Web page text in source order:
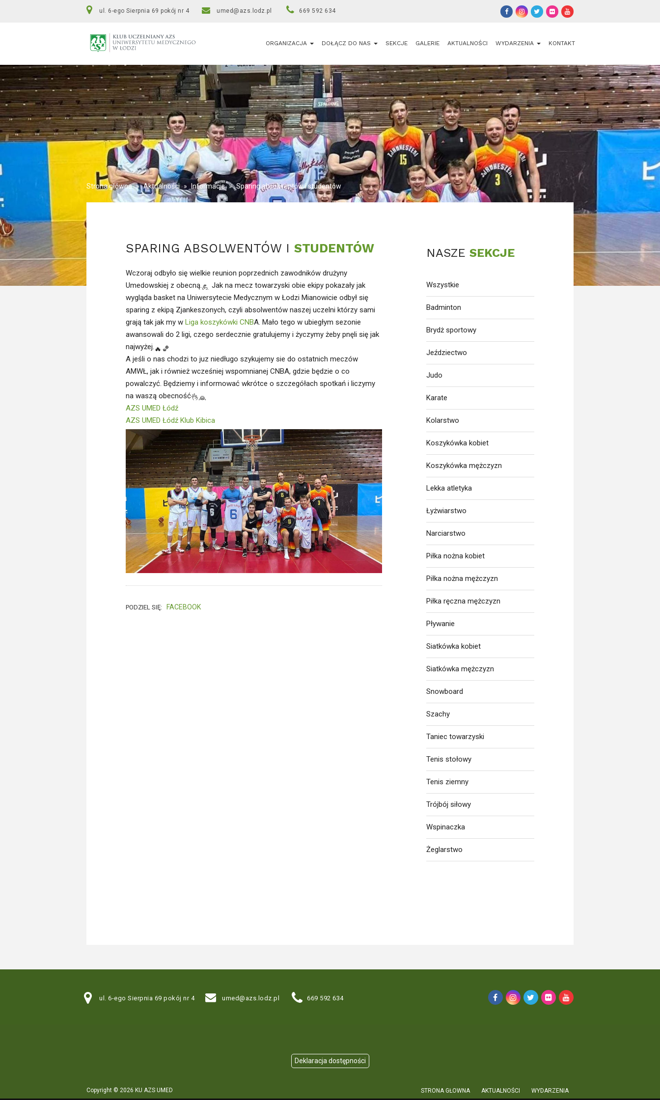
ul. 6-ego Sierpnia 69 pokój nr 4 umed@azs.lodz.pl 669 592 634
ORGANIZACJA DOŁĄCZ DO NAS SEKCJE GALERIE AKTUALNOŚCI WYDARZENIA KONTAKT
Strona główna » Aktualności » Informacje » Sparing absolwentów i studentów
SPARING ABSOLWENTÓW ISTUDENTÓW
Wczoraj odbyło się wielkie reunion poprzednich zawodników drużyny
Umedowskiej z obecną.
Jak na mecz towarzyski obie ekipy pokazały jak
wygląda basket na Uniwersytecie Medycznym w Łodzi Mianowicie odbył się
sparing z ekipą Zjankeszonych, czyli absolwentów naszej uczelni którzy sami
grają tak jak my w Liga koszykówki CNBA. Mało tego w ubiegłym sezonie
awansowali do 2 ligi, czego serdecznie gratulujemy i życzymy żeby pnęli się jak
najwyżej.
A jeśli o nas chodzi to juz niedługo szykujemy sie do ostatnich meczów
AMWŁ, jak i również wcześniej wspomnianej CNBA, gdzie będzie o co
powalczyć. Będziemy i informować wkrótce o szczegółach spotkań i liczymy
na waszą obecność
AZS UMED Łódź
AZS UMED Łódź Klub Kibica
PODZIEL SIĘ: FACEBOOK
NASZESEKCJE
Wszystkie
Badminton
Brydż sportowy
Jeździectwo
Judo
Karate
Kolarstwo
Koszykówka kobiet
Koszykówka mężczyzn
Lekka atletyka
Łyżwiarstwo
Narciarstwo
Piłka nożna kobiet
Piłka nożna mężczyzn
Piłka ręczna mężczyzn
Pływanie
Siatkówka kobiet
Siatkówka mężczyzn
Snowboard
Szachy
Taniec towarzyski
Tenis stołowy
Tenis ziemny
Trójbój siłowy
Wspinaczka
Żeglarstwo
ul. 6-ego Sierpnia 69 pokój nr 4 umed@azs.lodz.pl 669 592 634
Copyright © 2026 KU AZS UMED STRONA GŁOWNA AKTUALNOŚCI WYDARZENIA